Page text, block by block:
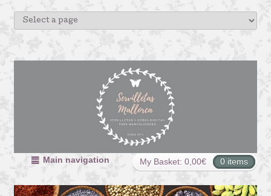
My Basket: 0,00€ 0 items
Main navigation